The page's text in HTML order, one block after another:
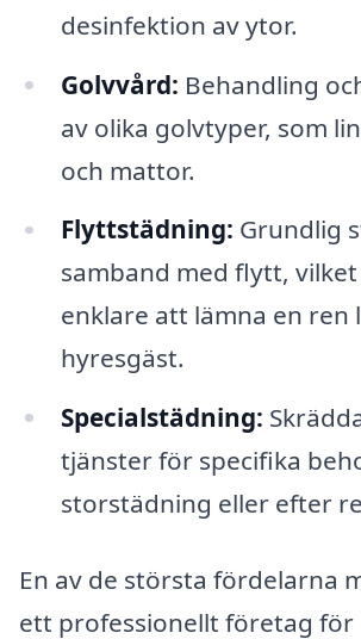
desinfektion av ytor.
Golvvård: Behandling
av olika golvtyper, som
och mattor.
Flyttstädning: Grundlig
samband med flytt,
enklare att lämna en ren
hyresgäst.
Specialstädning:
tjänster för specifika
storstädning eller efter
En av de största fördelarna
ett professionellt företag för